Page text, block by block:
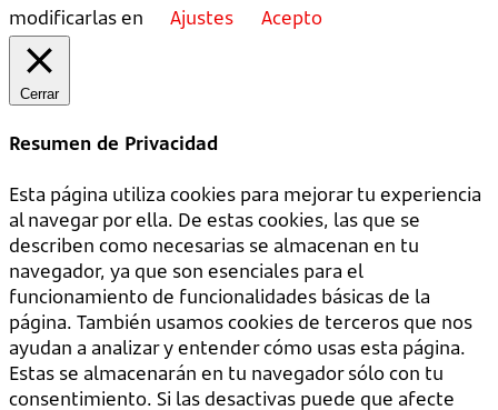
modificarlas en
Ajustes Acepto
Cerrar
Resumen de Privacidad
Esta página utiliza cookies para mejorar tu experiencia
al navegar por ella. De estas cookies, las que se
describen como necesarias se almacenan en tu
navegador, ya que son esenciales para el
funcionamiento de funcionalidades básicas de la
página. También usamos cookies de terceros que nos
ayudan a analizar y entender cómo usas esta página.
Estas se almacenarán en tu navegador sólo con tu
consentimiento. Si las desactivas puede que afecte